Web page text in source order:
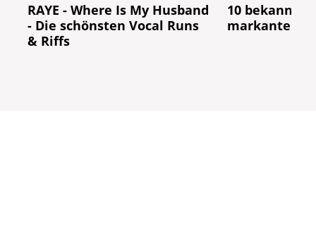
RAYE - Where Is My Husband
- Die schönsten Vocal Runs
& Riffs
10 bekannte
markanten